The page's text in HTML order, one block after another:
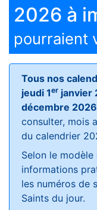
2026 à
pourraient
Tous nos
jeudi 1er janvier
décembre 2026
consulter, mois
du calendrier
Selon le
informations
les numéros de
Saints du jour.